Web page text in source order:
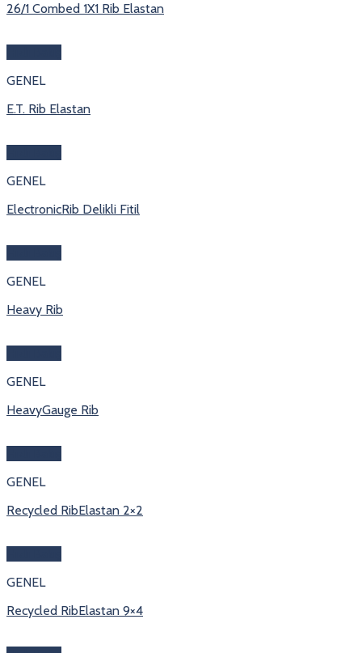
26/1 Combed 1X1 Rib Elastan
GENEL
E.T. Rib Elastan
GENEL
ElectronicRib Delikli Fitil
GENEL
Heavy Rib
GENEL
HeavyGauge Rib
GENEL
Recycled RibElastan 2×2
GENEL
Recycled RibElastan 9×4